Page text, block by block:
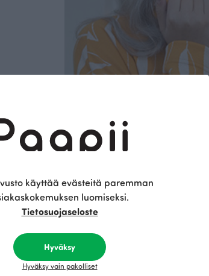
käyttää evästeitä paremman
luomiseksi.
Tietosuojaseloste
Hyväksy
Hyväksy vain pakolliset